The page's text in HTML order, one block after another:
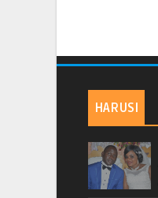
HARUSI